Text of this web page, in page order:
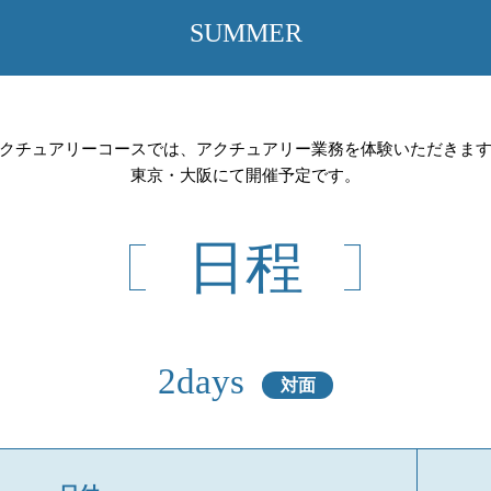
SUMMER
チュアリーコースでは、アクチュアリー業務を体験いただきま
東京・大阪にて開催予定です。
日程
2days 対面